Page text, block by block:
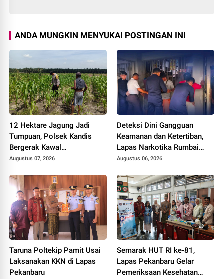
ANDA MUNGKIN MENYUKAI POSTINGAN INI
12 Hektare Jagung Jadi
Tumpuan, Polsek Kandis
Bergerak Kawal
Swasembada Pangan
Augustus 07, 2026
Deteksi Dini Gangguan
Keamanan dan Ketertiban,
Lapas Narkotika Rumbai
Gelar Razia Rutin Blok
Augustus 06, 2026
Taruna Poltekip Pamit Usai
Laksanakan KKN di Lapas
Pekanbaru
Semarak HUT RI ke-81,
Lapas Pekanbaru Gelar
Pemeriksaan Kesehatan